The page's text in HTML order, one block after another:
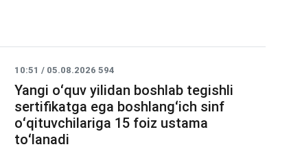
10:51 / 05.08.2026 594
Yangi oʻquv yilidan boshlab tegishli
sertifikatga ega boshlangʻich sinf
oʻqituvchilariga 15 foiz ustama
toʻlanadi